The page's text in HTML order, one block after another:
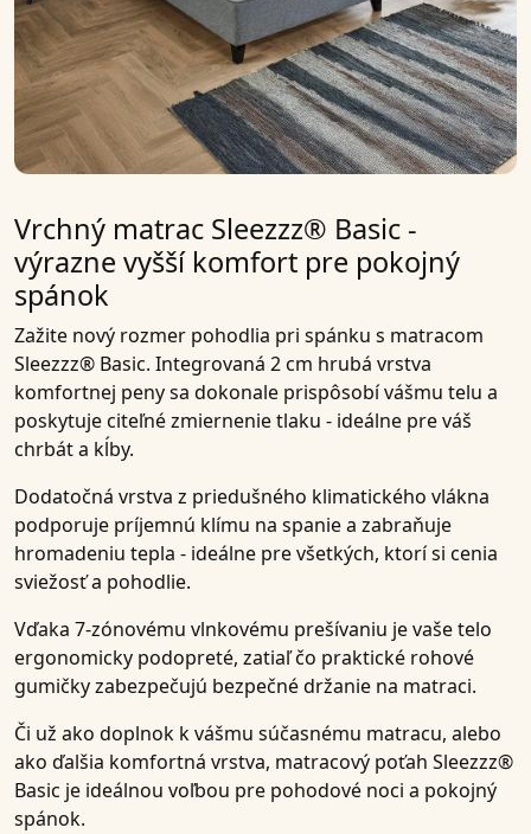
Vrchný matrac Sleezzz® Basic -
výrazne vyšší komfort pre pokojný
spánok
Zažite nový rozmer pohodlia pri spánku s matracom
Sleezzz® Basic. Integrovaná 2 cm hrubá vrstva
komfortnej penysa dokonale prispôsobí vášmu telu a
poskytuje citeľnézmiernenie tlaku - ideálne pre váš
chrbát a kĺby.
Dodatočná vrstva z priedušného klimatického vlákna
podporuje príjemnú klímu na spanie a zabraňuje
hromadeniu tepla - ideálne pre všetkých, ktorí si cenia
sviežosť a pohodlie.
Vďaka 7-zónovému vlnkovému prešívaniu je vaše telo
ergonomicky podopreté, zatiaľ čo praktické rohové
gumičkyzabezpečujú bezpečné držanie na matraci.
Či už ako doplnok k vášmu súčasnému matracu, alebo
ako ďalšia komfortná vrstva, matracový poťah Sleezzz®
Basic je ideálnou voľbou pre pohodové noci a pokojný
spánok.